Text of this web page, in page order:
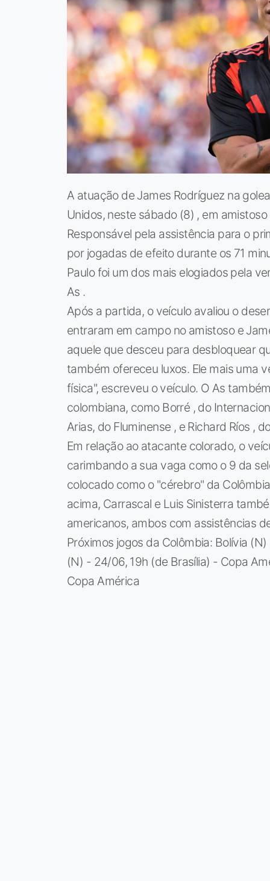
A atuação de James Rodríguez na
Unidos, neste sábado (8) , em
Responsável pela assistência para o
por jogadas de efeito durante os 71
Paulo foi um dos mais elogiados pela
As .
Após a partida, o veículo avaliou o
entraram em campo no amistoso e
aquele que desceu para desbloquear
também ofereceu luxos. Ele mais uma
física", escreveu o veículo. O As
colombiana, como Borré , do
Arias, do Fluminense , e Richard Ríos ,
Em relação ao atacante colorado, o
carimbando a sua vaga como o 9 da
colocado como o "cérebro" da
acima, Carrascal e Luis Sinisterra
americanos, ambos com assistências
Próximos jogos da Colômbia: Bolívia
(N) - 24/06, 19h (de Brasília) - Copa
Copa América